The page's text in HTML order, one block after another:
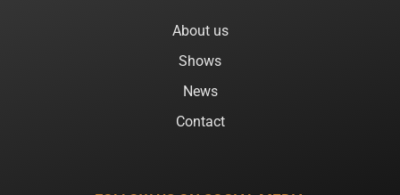
About us
Shows
News
Contact